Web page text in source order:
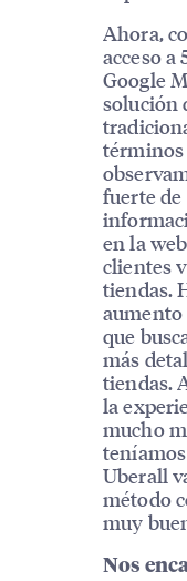
Ahora,
acceso a
Google
solución
fuerte
en la
clientes
tiendas.
aumento
que
más
tiendas.
la
mucho
Uberall
método
muy
Nos